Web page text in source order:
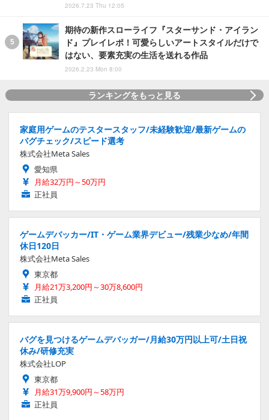
2026.7.23 Thu 12:05
期待の新作スローライフ『スターサンド・アイラン
ド』プレイレポ！可愛らしいアートスタイルだけで
はない、要素充実の生活を送れる作品
2026.2.23 Mon 8:00
ランキングをもっと見る
家庭用ゲームのテスタースタッフ/未経験歓迎/最新ゲームの
バグチェック/スピード選考
株式会社Meta Sales
愛知県
月給32万円～50万円
正社員
ゲームデバッカー/IT・ゲーム業界デビュー/残業少なめ/年間
休日120日
株式会社Meta Sales
東京都
月給21万3,200円～30万8,600円
正社員
バグを見つけるゲームデバッガー/月給30万円以上可/土日祝
休み/研修充実
株式会社LOP
東京都
月給31万9,900円～58万円
正社員